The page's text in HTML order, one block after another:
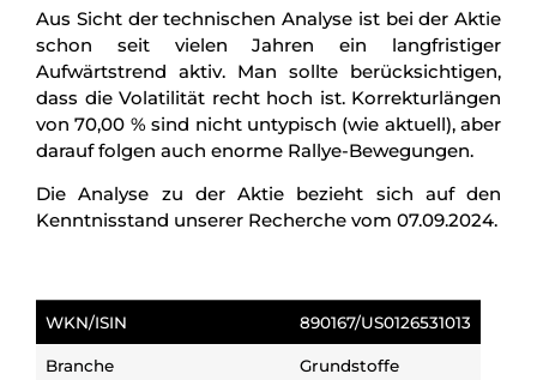
Aus Sicht der technischen Analyse ist bei der Aktie
schon seit vielen Jahren ein langfristiger
Aufwärtstrend aktiv. Man sollte berücksichtigen,
dass die Volatilität recht hoch ist. Korrekturlängen
von 70,00 % sind nicht untypisch (wie aktuell), aber
darauf folgen auch enorme Rallye-Bewegungen.
Die Analyse zu der Aktie bezieht sich auf den
Kenntnisstand unserer Recherche vom 07.09.2024.
WKN/ISIN 890167/US0126531013
Branche Grundstoffe